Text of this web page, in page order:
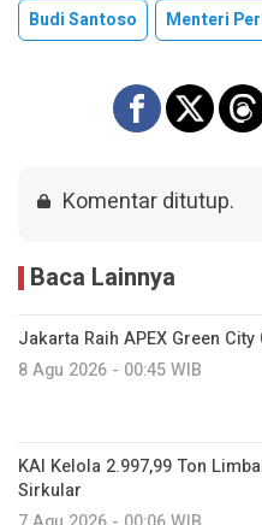
Budi Santoso Menteri
Komentar ditutup.
Baca Lainnya
Jakarta Raih APEX Green
8 Agu 2026 - 00:45 WIB
KAI Kelola 2.997,99 Ton
Sirkular